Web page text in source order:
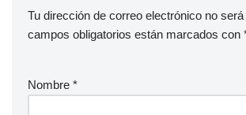
Tu dirección de correo electrónico no será
campos obligatorios están marcados con
Nombre *